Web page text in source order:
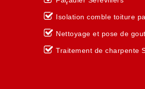
Isolation comble toiture
Nettoyage et pose de
Traitement de charpente